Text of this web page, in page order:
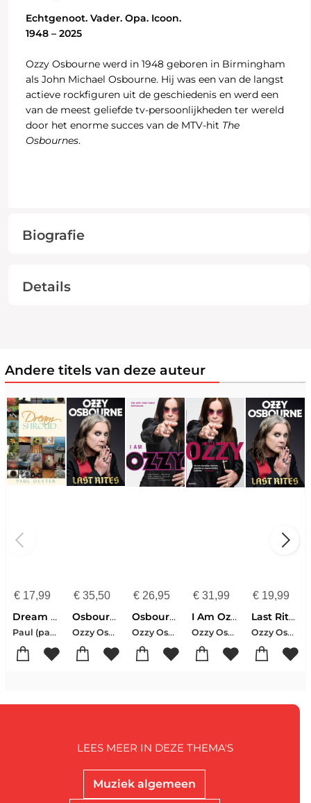
Echtgenoot. Vader. Opa. Icoon.
1948 – 2025
Ozzy Osbourne werd in 1948 geboren in Birmingham
als John Michael Osbourne. Hij was een van de langst
actieve rockfiguren uit de geschiedenis en werd een
van de meest geliefde tv-persoonlijkheden ter wereld
door het enorme succes van de MTV-hit The
Osbournes.
Biografie
Details
Andere titels van deze auteur
€17,99
Dream Shroud
Paul (paul Dexter Has Designed Lighting For Over 30 Years For Major Production Touring Groups Such As Rick James Motley Crue Ozzy Osbourne Dio Triumph Elton John Reo Speedwagon And Many Others) Dexter
€35,50
Osbourne, O: Last Rites
Ozzy Osbourne
€ 26,95
Osbourne, O: I Am Ozzy
Ozzy Osbourne
€ 31,99
I Am Ozzy
Ozzy Osbourne
€ 19,99
Last Rites
Ozzy Osbourne
Muziek algemeen
LEES MEER IN DEZE THEMA'S